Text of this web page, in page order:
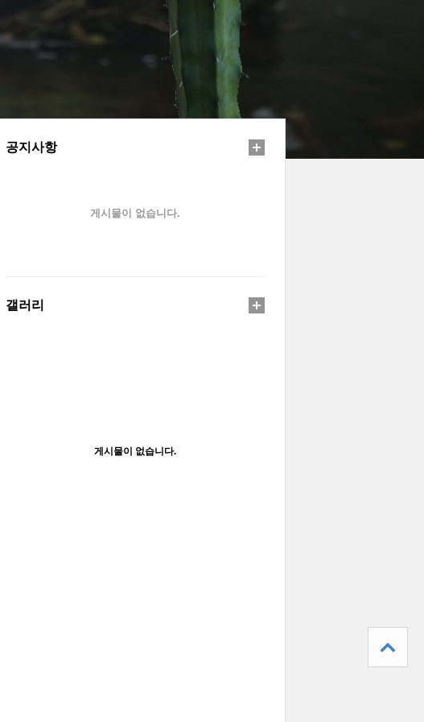
공지사항
게시물이 없습니다.
갤러리
게시물이 없습니다.